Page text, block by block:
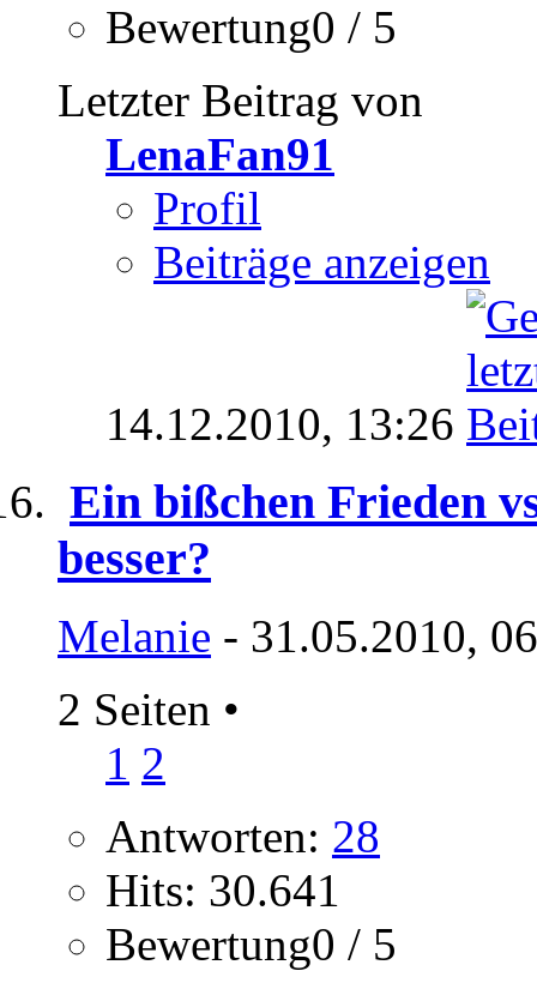
Bewertung0 / 5
Letzter Beitrag von
LenaFan91
Profil
Beiträge anzeigen
14.12.2010, 13:26
Ein bißchen Frieden
besser?
Melanie - 31.05.2010,
2 Seiten •
1 2
Antworten: 28
Hits: 30.641
Bewertung0 / 5